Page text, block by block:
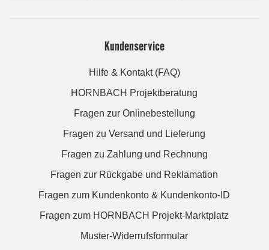
Kundenservice
Hilfe & Kontakt (FAQ)
HORNBACH Projektberatung
Fragen zur Onlinebestellung
Fragen zu Versand und Lieferung
Fragen zu Zahlung und Rechnung
Fragen zur Rückgabe und Reklamation
Fragen zum Kundenkonto & Kundenkonto-ID
Fragen zum HORNBACH Projekt-Marktplatz
Muster-Widerrufsformular